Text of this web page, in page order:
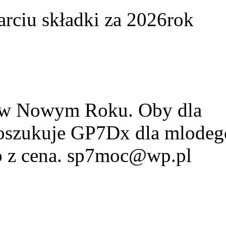
składki za 2026rok
Nowym Roku. Oby dla
GP7Dx dla
cena. sp7moc@wp.pl